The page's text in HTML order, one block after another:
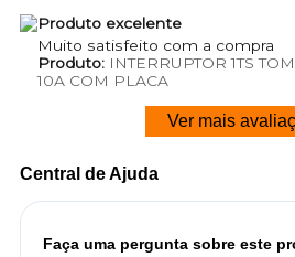
Produto excelente
Muito satisfeito com a compra
Produto:INTERRUPTOR 1TS
10A COM PLACA
Ver mais
Central de Ajuda
Faça uma pergunta sobre este